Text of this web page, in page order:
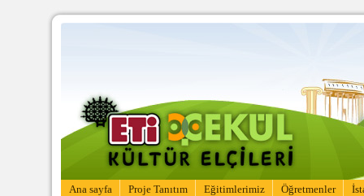
Ana sayfa Proje Tanıtım Eğitimlerimiz Öğretmenler